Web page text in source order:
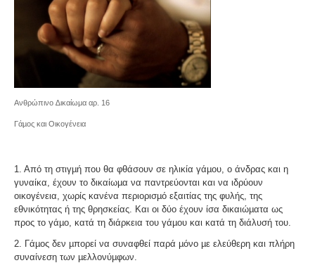
Ανθρώπινο ∆ικαίωμα αρ. 16
Γάµος και Οικογένεια
1. Από τη στιγµή που θα φθάσουν σε ηλικία γάµου, ο άνδρας και η
γυναίκα, έχουν το δικαίωµα να παντρεύονται και να ιδρύουν
οικογένεια, χωρίς κανένα περιορισµό εξαιτίας της φυλής, της
εθνικότητας ή της θρησκείας. Και οι δύο έχουν ίσα δικαιώµατα ως
προς το γάµο, κατά τη διάρκεια του γάµου και κατά τη διάλυσή του.
2. Γάµος δεν µπορεί να συναφθεί παρά µόνο µε ελεύθερη και πλήρη
συναίνεση των µελλονύµφων.